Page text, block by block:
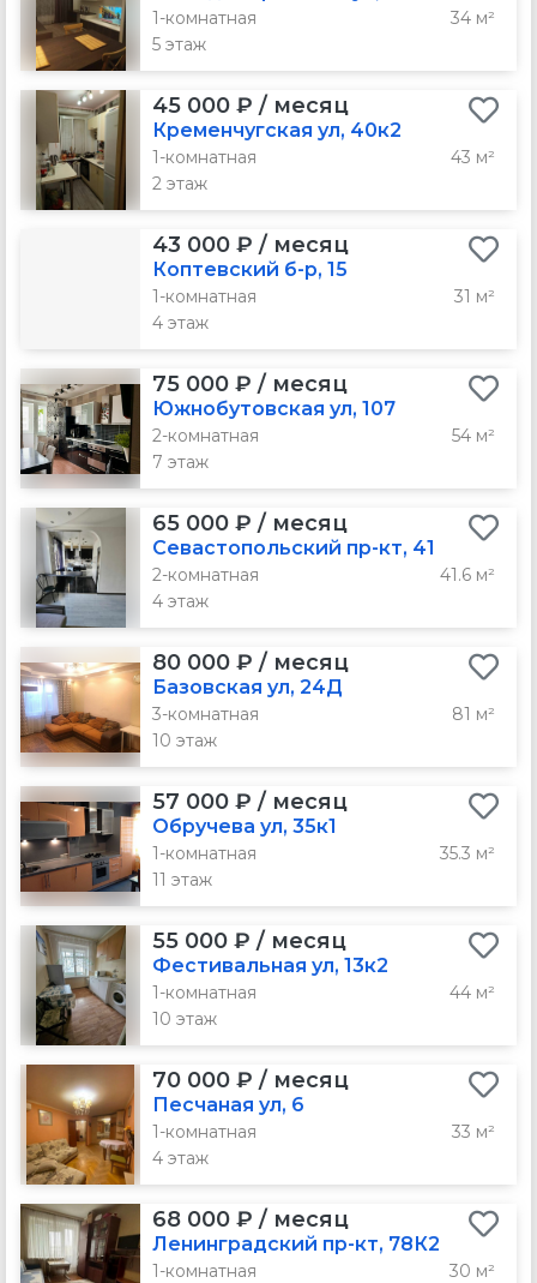
1-комнатная
34 м²
5 этаж
45 000 ₽ / месяц
Кременчугская ул, 40к2
1-комнатная
43 м²
2 этаж
43 000 ₽ / месяц
Коптевский б-р, 15
1-комнатная
31 м²
4 этаж
75 000 ₽ / месяц
Южнобутовская ул, 107
2-комнатная
54 м²
7 этаж
65 000 ₽ / месяц
Севастопольский пр-кт, 41
2-комнатная
41.6 м²
4 этаж
80 000 ₽ / месяц
Базовская ул, 24Д
3-комнатная
81 м²
10 этаж
57 000 ₽ / месяц
Обручева ул, 35к1
1-комнатная
35.3 м²
11 этаж
55 000 ₽ / месяц
Фестивальная ул, 13к2
1-комнатная
44 м²
10 этаж
70 000 ₽ / месяц
Песчаная ул, 6
1-комнатная
33 м²
4 этаж
68 000 ₽ / месяц
Ленинградский пр-кт, 78К2
1-комнатная
30 м²